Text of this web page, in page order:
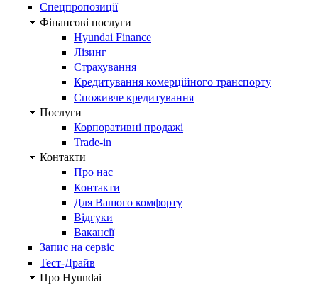
Спецпропозиції
Фінансові послуги
Hyundai Finance
Лізинг
Страхування
Кредитування комерційного транспорту
Споживче кредитування
Послуги
Корпоративні продажі
Trade-in
Контакти
Про нас
Контакти
Для Вашого комфорту
Відгуки
Вакансії
Запис на сервіс
Тест-Драйв
Про Hyundai